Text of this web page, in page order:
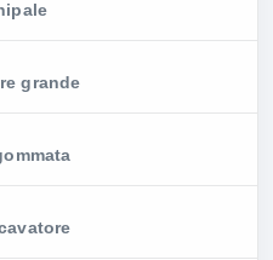
grande